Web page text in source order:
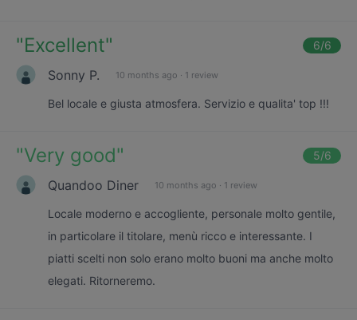
"Excellent" 6/6
Sonny P. 10 months ago · 1 review
Bel locale e giusta atmosfera. Servizio e qualita' top !!!
"Very good" 5/6
Quandoo Diner 10 months ago · 1 review
Locale moderno e accogliente, personale molto gentile,
in particolare il titolare, menù ricco e interessante. I
piatti scelti non solo erano molto buoni ma anche molto
elegati. Ritorneremo.